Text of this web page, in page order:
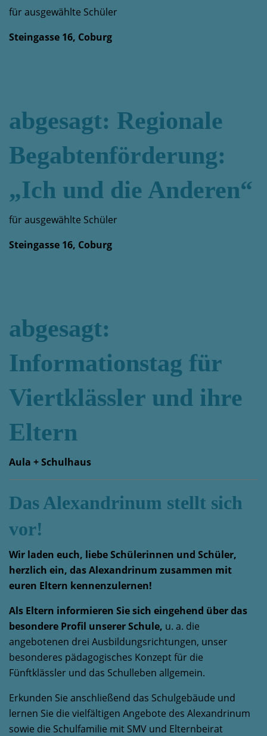
für ausgewählte Schüler
Steingasse 16, Coburg
abgesagt: Regionale
Begabtenförderung:
„Ich und die Anderen“
für ausgewählte Schüler
Steingasse 16, Coburg
abgesagt:
Informationstag für
Viertklässler und ihre
Eltern
Aula + Schulhaus
Das Alexandrinum stellt sich
vor!
Wir laden euch, liebe Schülerinnen und Schüler,
herzlich ein, das Alexandrinum zusammen mit
euren Eltern kennenzulernen!
Als Eltern informieren Sie sich eingehend überdas
besondere Profil unserer Schule, u. a. die
angebotenen drei Ausbildungsrichtungen, unser
besonderes pädagogisches Konzept für die
Fünftklässler und das Schulleben allgemein.
Erkunden Sie anschließend das Schulgebäude und
lernen Sie die vielfältigen Angebote des Alexandrinum
sowie die Schulfamilie mit SMV und Elternbeirat